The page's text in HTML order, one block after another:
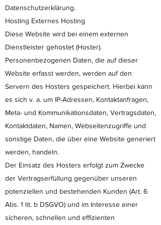
Datenschutzerklärung.
Hosting Externes Hosting
Diese Website wird bei einem externen
Dienstleister gehostet (Hoster).
Personenbezogenen Daten, die auf dieser
Website erfasst werden, werden auf den
Servern des Hosters gespeichert. Hierbei kann
es sich v. a. um IP-Adressen, Kontaktanfragen,
Meta- und Kommunikationsdaten, Vertragsdaten,
Kontaktdaten, Namen, Webseitenzugriffe und
sonstige Daten, die über eine Website generiert
werden, handeln.
Der Einsatz des Hosters erfolgt zum Zwecke
der Vertragserfüllung gegenüber unseren
potenziellen und bestehenden Kunden (Art. 6
Abs. 1 lit. b DSGVO) und im Interesse einer
sicheren, schnellen und effizienten